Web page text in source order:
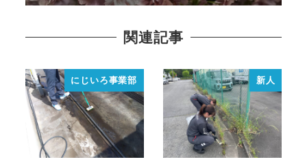
関連記事
にじいろ事業部 新人